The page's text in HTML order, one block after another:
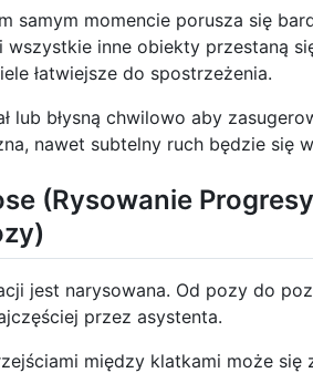
samym momencie porusza się
inne obiekty przestaną
łatwiejsze do spostrzeżenia.
lub błysną chwilowo aby
nawet subtelny ruch będzie się
(Rysowanie
jest narysowana. Od pozy do
przez asystenta.
między klatkami może się